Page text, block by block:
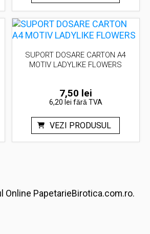
SUPORT DOSARE CARTON A4
MOTIV LADYLIKE FLOWERS
7,50 lei
6,20 lei fără TVA
VEZI PRODUSUL
PapetarieBirotica.com.ro.